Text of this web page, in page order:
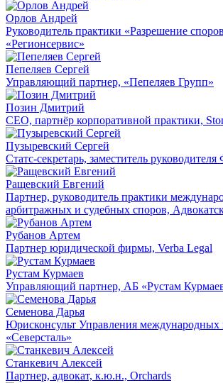
Орлов Андрей
Руководитель практики «Разрешение
«Регионсервис»
Пепеляев Сергей
Управляющий партнер, «Пепеляев Групп»
Позин Дмитрий
CEO, партнёр корпоративной практики,
Пузыревский Сергей
Статс-секретарь, заместитель
Ращевский Евгений
Партнер, руководитель практики
арбитражных и судебных споров,
Рубанов Артем
Партнер юридической фирмы, Verba Legal
Рустам Курмаев
Управляющий партнер, АБ «Рустам
Семенова Дарья
Юрисконсульт Управления международных
«Северсталь»
Станкевич Алексей
Партнер, адвокат, к.ю.н., Orchards